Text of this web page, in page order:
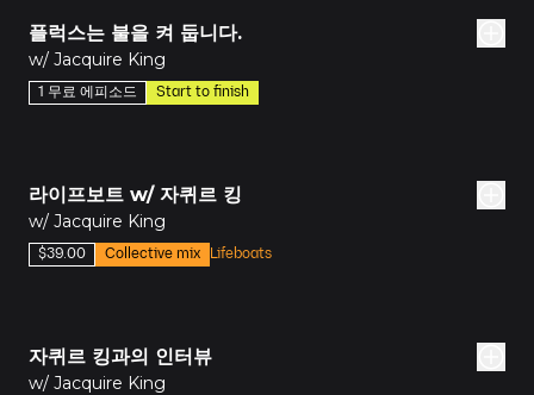
플럭스는 불을 켜 둡니다.
w/ Jacquire King
1 무료 에피소드 Start to finish
라이프보트 w/ 자퀴르 킹
w/ Jacquire King
$39.00 Collective mix Lifeboats
자퀴르 킹과의 인터뷰
w/ Jacquire King